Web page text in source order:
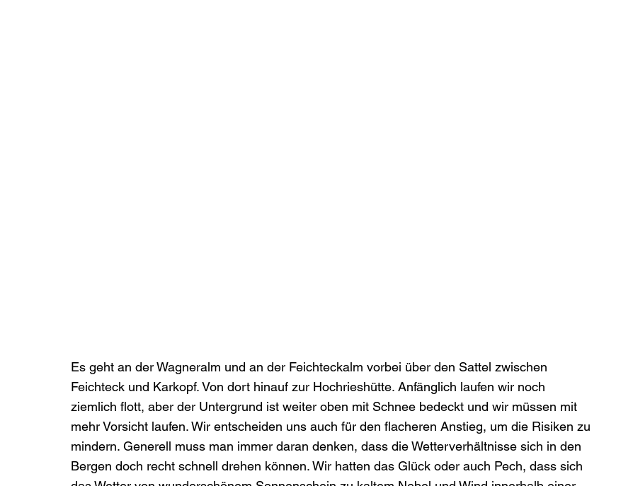
Es geht an der Wagneralm und an der Feichteckalm vorbei über den Sattel zwischen
Feichteck und Karkopf. Von dort hinauf zur Hochrieshütte. Anfänglich laufen wir noch
ziemlich flott, aber der Untergrund ist weiter oben mit Schnee bedeckt und wir müssen mit
mehr Vorsicht laufen. Wir entscheiden uns auch für den flacheren Anstieg, um die Risiken zu
mindern. Generell muss man immer daran denken, dass die Wetterverhältnisse sich in den
Bergen doch recht schnell drehen können. Wir hatten das Glück oder auch Pech, dass sich